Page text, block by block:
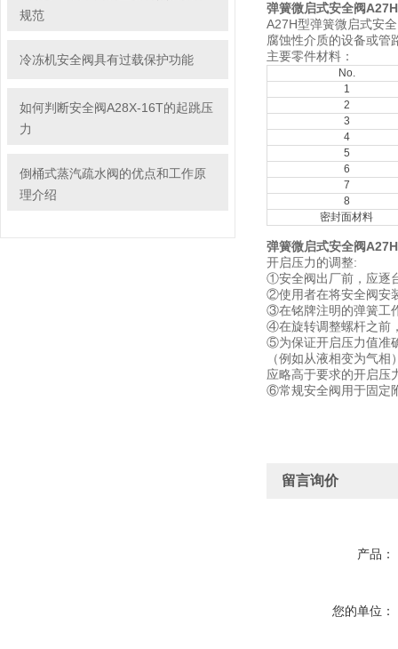
规范
冷冻机安全阀具有过载保护功能
如何判断安全阀A28X-16T的起跳压
力
倒桶式蒸汽疏水阀的优点和工作原
理介绍
弹簧微启式安全阀
A27H型弹簧微启式安
腐蚀性介质的设备或管
主要零件材料：
No.
1
2
3
4
5
6
7
8
密封面材料
弹簧微启式安全阀
开启压力的调整:
①安全阀出厂前，应逐
②使用者在将安全阀安
③在铭牌注明的弹簧工
④在旋转调整螺杆之前
⑤为保证开启压力值准
（例如从液相变为气
应略高于要求的开启压
⑥常规安全阀用于固定
留言询价
产品：
您的单位：